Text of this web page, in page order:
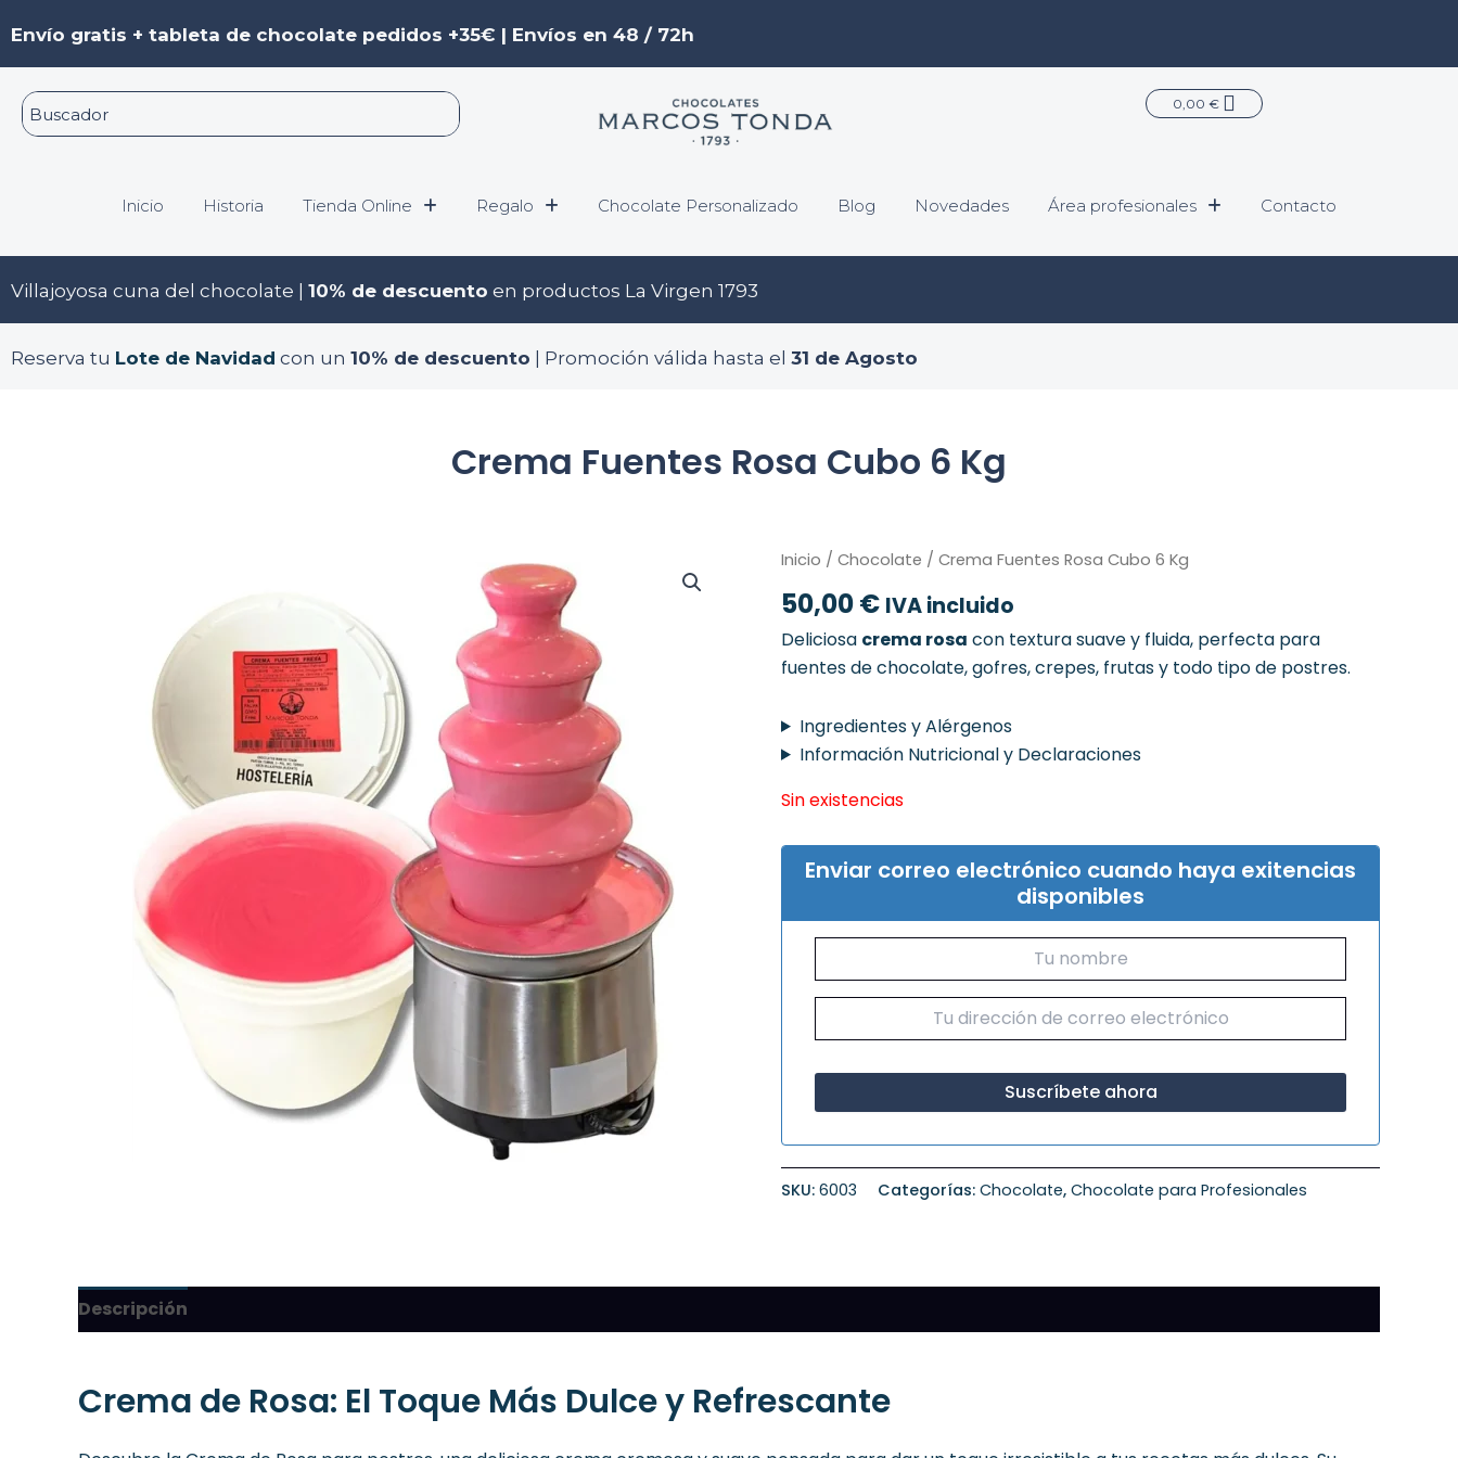
al
contenido
Envío gratis + tableta de chocolate pedidos +35€ | Envíos en 48 / 72h
0,00 € Carrito
Inicio Historia Tienda Online Regalo Chocolate Personalizado Blog Novedades Área profesionales Contacto
Villajoyosa cuna del chocolate | 10% de descuento en productos La Virgen 1793
Reserva tu Lote de Navidad con un 10% de descuento | Promoción válida hasta el 31 de Agosto
Crema Fuentes Rosa Cubo 6 Kg
Inicio / Chocolate / Crema Fuentes Rosa Cubo 6 Kg
50,00€ IVA incluido
Deliciosa crema rosa con textura suave y fluida, perfecta para
fuentes de chocolate, gofres, crepes, frutas y todo tipo de postres.
Ingredientes y Alérgenos
Información Nutricional y Declaraciones
Sin existencias
Enviar correo electrónico cuando haya exitencias
disponibles
SKU: 6003 Categorías: Chocolate, Chocolate para Profesionales
Descripción
Crema de Rosa: El Toque Más Dulce y Refrescante